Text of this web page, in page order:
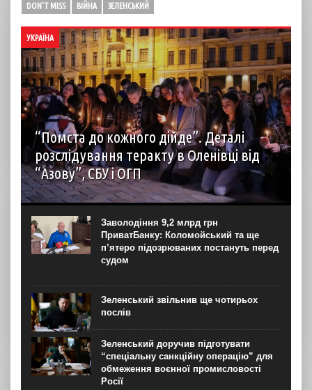
DON'T MISS ВІЙНА ЗЕЛЕНСЬКИЙ
УКРАЇНА
“Помста до кожного дійде”. Деталі
розслідування теракту в Оленівці від
“Азову”, СБУ і ОГП
автор: Наталія Терамае 28 липня рідні вцілілих
“азовців” в Оленівці виступили із шокуючою заявою.
Мовляв, списки полонених у “бараці 200”, де стався
вибух, укладав полонений представник корпусу. Заява...
Заволодіння 9,2 млрд грн
ПриватБанку: Коломойський та ще
п’ятеро підозрюваних постануть перед
судом
Зеленський звільнив ще чотирьох
послів
Зеленський доручив підготувати
“спеціальну санкційну операцію” для
обмеження воєнної промисловості
Росії